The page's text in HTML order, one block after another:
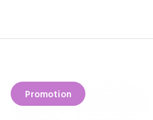
Promotion